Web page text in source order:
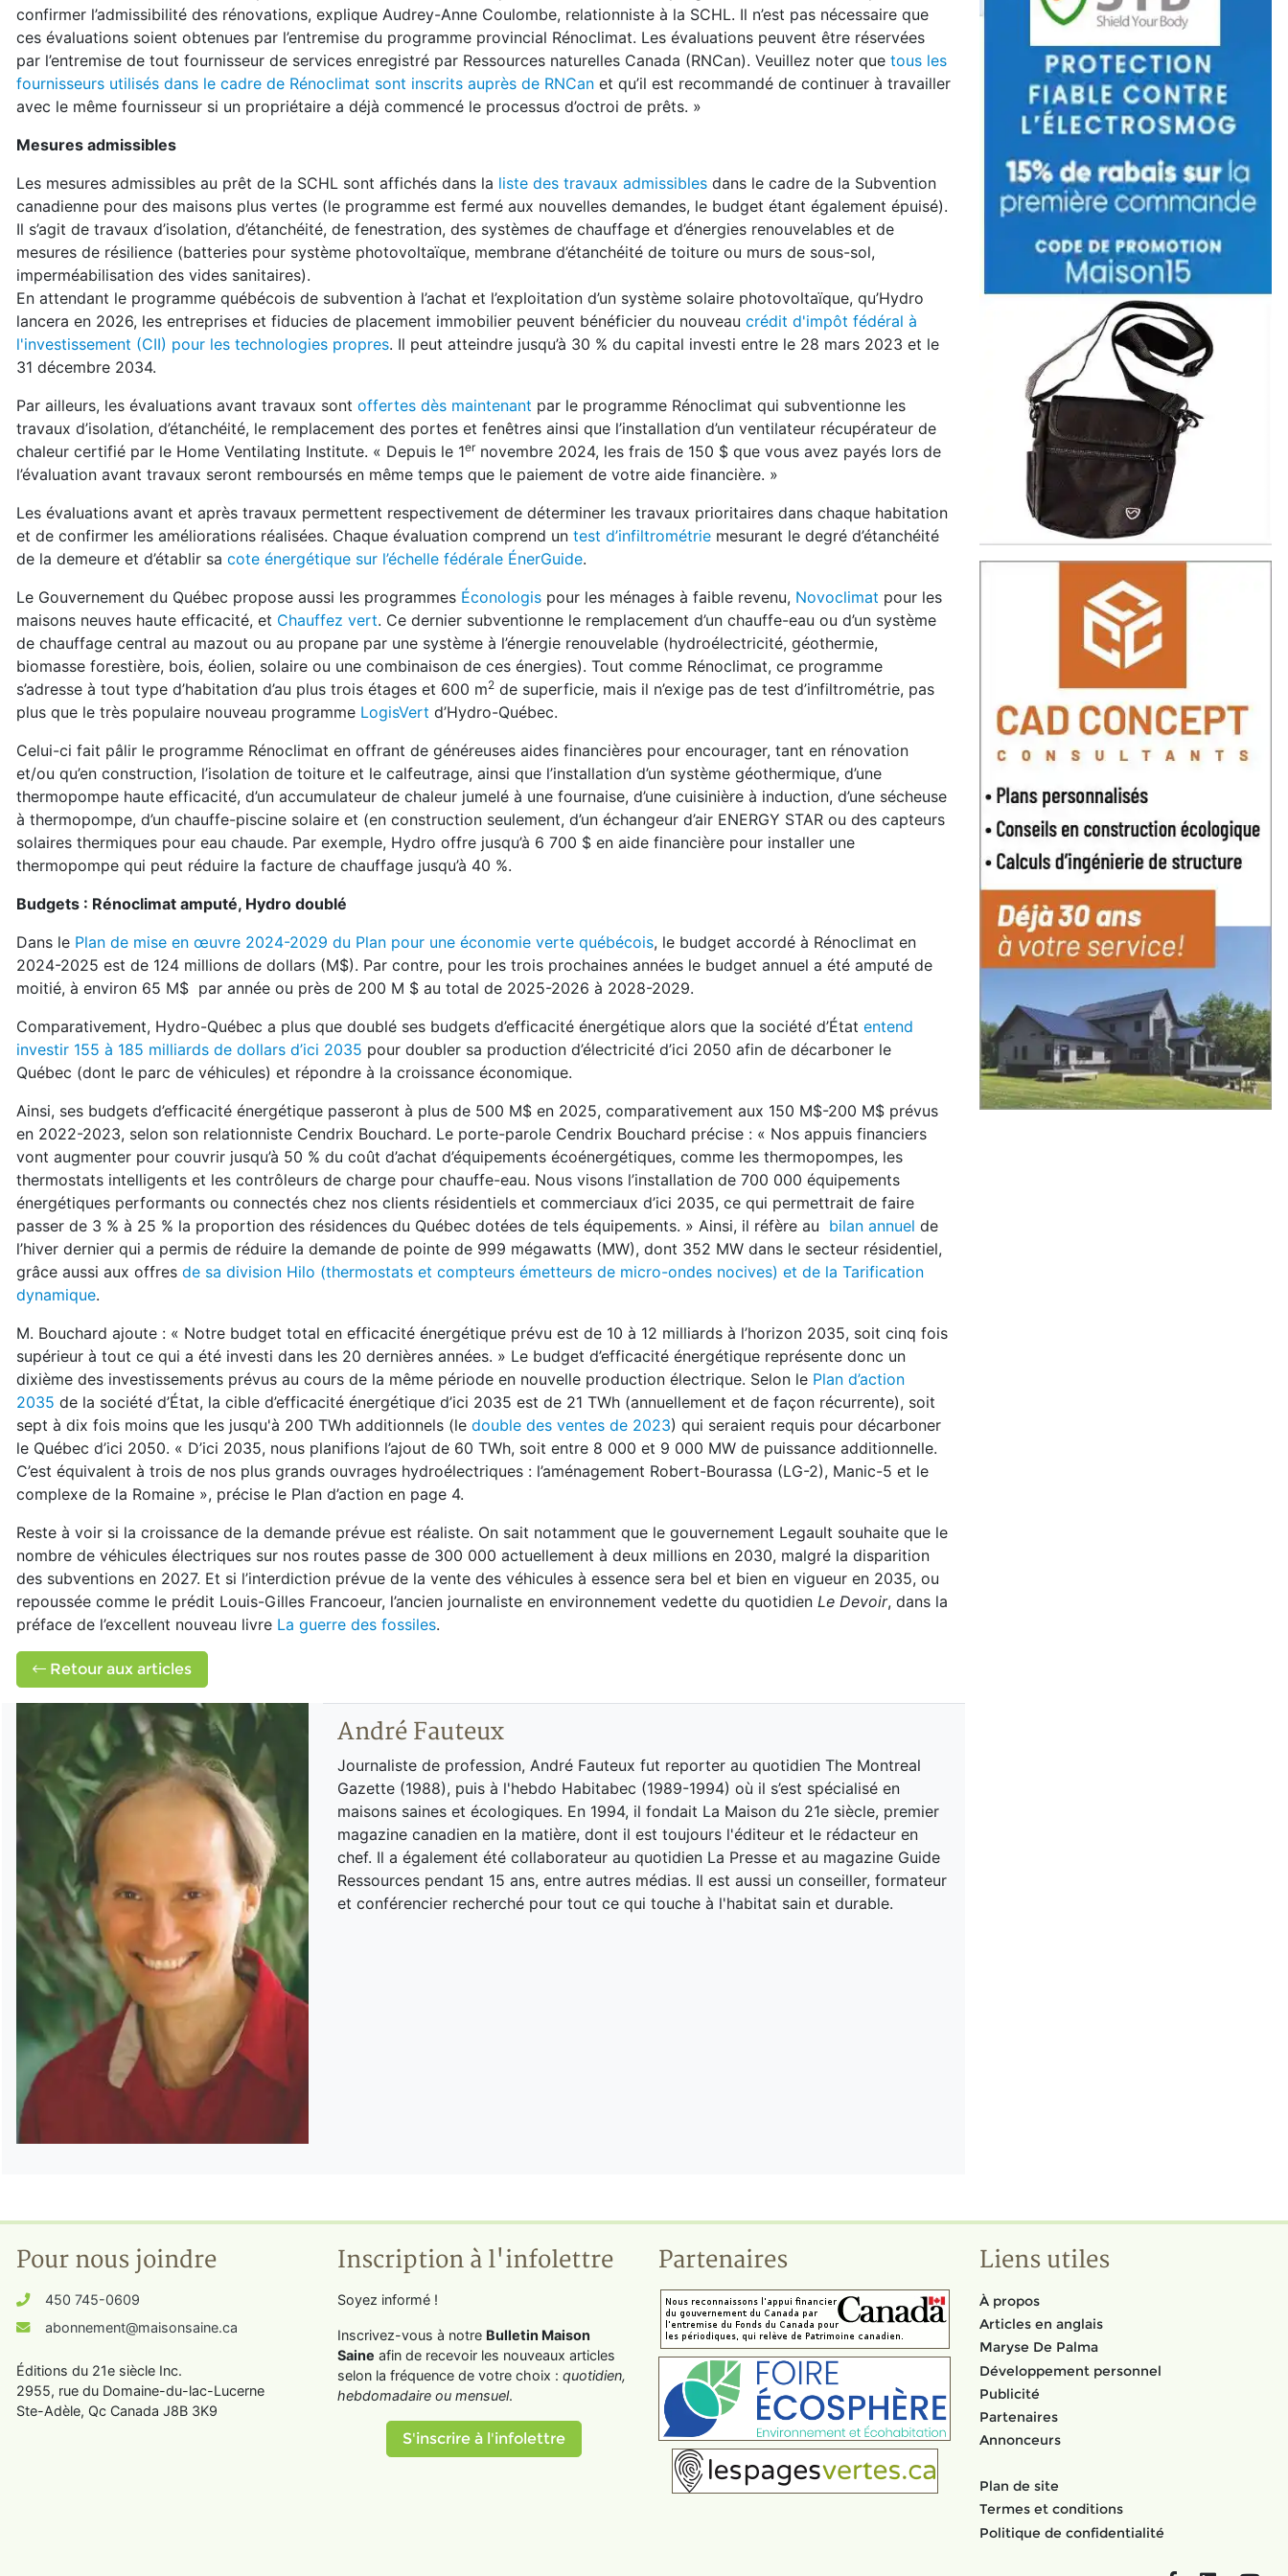
confirmer l’admissibilité des rénovations, explique Audrey-Anne Coulombe, relationniste à la SCHL. Il n’est pas nécessaire que
ces évaluations soient obtenues par l’entremise du programme provincial Rénoclimat. Les évaluations peuvent être réservées
par l’entremise de tout fournisseur de services enregistré par Ressources naturelles Canada (RNCan). Veuillez noter que tous les
fournisseurs utilisés dans le cadre de Rénoclimat sont inscrits auprès de RNCan et qu’il est recommandé de continuer à travailler
avec le même fournisseur si un propriétaire a déjà commencé le processus d’octroi de prêts. »
Mesures admissibles
Les mesures admissibles au prêt de la SCHL sont affichés dans la liste des travaux admissibles dans le cadre de la Subvention
canadienne pour des maisons plus vertes (le programme est fermé aux nouvelles demandes, le budget étant également épuisé).
Il s’agit de travaux d’isolation, d’étanchéité, de fenestration, des systèmes de chauffage et d’énergies renouvelables et de
mesures de résilience (batteries pour système photovoltaïque, membrane d’étanchéité de toiture ou murs de sous-sol,
imperméabilisation des vides sanitaires).
En attendant le programme québécois de subvention à l’achat et l’exploitation d’un système solaire photovoltaïque, qu’Hydro
lancera en 2026, les entreprises et fiducies de placement immobilier peuvent bénéficier du nouveau crédit d'impôt fédéral à
l'investissement (CII) pour les technologies propres. Il peut atteindre jusqu’à 30 % du capital investi entre le 28 mars 2023 et le
31 décembre 2034.
Par ailleurs, les évaluations avant travaux sont offertes dès maintenant par le programme Rénoclimat qui subventionne les
travaux d’isolation, d’étanchéité, le remplacement des portes et fenêtres ainsi que l’installation d’un ventilateur récupérateur de
chaleur certifié par le Home Ventilating Institute. « Depuis le 1ernovembre 2024, les frais de 150 $ que vous avez payés lors de
l’évaluation avant travaux seront remboursés en même temps que le paiement de votre aide financière. »
Les évaluations avant et après travaux permettent respectivement de déterminer les travaux prioritaires dans chaque habitation
et de confirmer les améliorations réalisées. Chaque évaluation comprend un test d’infiltrométrie mesurant le degré d’étanchéité
de la demeure et d’établir sa cote énergétique sur l’échelle fédérale ÉnerGuide.
Le Gouvernement du Québec propose aussi les programmes Éconologis pour les ménages à faible revenu, Novoclimat pour les
maisons neuves haute efficacité, et Chauffez vert. Ce dernier subventionne le remplacement d’un chauffe-eau ou d’un système
de chauffage central au mazout ou au propane par une système à l’énergie renouvelable (hydroélectricité, géothermie,
biomasse forestière, bois, éolien, solaire ou une combinaison de ces énergies). Tout comme Rénoclimat, ce programme
s’adresse à tout type d’habitation d’au plus trois étages et 600 m2 de superficie, mais il n’exige pas de test d’infiltrométrie, pas
plus que le très populaire nouveau programme LogisVert d’Hydro-Québec.
Celui-ci fait pâlir le programme Rénoclimat en offrant de généreuses aides financières pour encourager, tant en rénovation
et/ou qu’en construction, l’isolation de toiture et le calfeutrage, ainsi que l’installation d’un système géothermique, d’une
thermopompe haute efficacité, d’un accumulateur de chaleur jumelé à une fournaise, d’une cuisinière à induction, d’une sécheuse
à thermopompe, d’un chauffe-piscine solaire et (en construction seulement, d’un échangeur d’air ENERGY STAR ou des capteurs
solaires thermiques pour eau chaude. Par exemple, Hydro offre jusqu’à 6 700 $ en aide financière pour installer une
thermopompe qui peut réduire la facture de chauffage jusqu’à 40 %.
Budgets : Rénoclimat amputé, Hydro doublé
Dans le Plan de mise en œuvre 2024-2029 du Plan pour une économie verte québécois, le budget accordé à Rénoclimat en
2024-2025 est de 124 millions de dollars (M$). Par contre, pour les trois prochaines années le budget annuel a été amputé de
moitié, à environ 65 M$ par année ou près de 200 M $ au total de 2025-2026 à 2028-2029.
Comparativement, Hydro-Québec a plus que doublé ses budgets d’efficacité énergétique alors que la société d’État entend
investir 155 à 185 milliards de dollars d’ici 2035 pour doubler sa production d’électricité d’ici 2050 afin de décarboner le
Québec (dont le parc de véhicules) et répondre à la croissance économique.
Ainsi, ses budgets d’efficacité énergétique passeront à plus de 500 M$ en 2025, comparativement aux 150 M$-200 M$ prévus
en 2022-2023, selon son relationniste Cendrix Bouchard. Le porte-parole Cendrix Bouchard précise : « Nos appuis financiers
vont augmenter pour couvrir jusqu’à 50 % du coût d’achat d’équipements écoénergétiques, comme les thermopompes, les
thermostats intelligents et les contrôleurs de charge pour chauffe-eau. Nous visons l’installation de 700 000 équipements
énergétiques performants ou connectés chez nos clients résidentiels et commerciaux d’ici 2035, ce qui permettrait de faire
passer de 3 % à 25 % la proportion des résidences du Québec dotées de tels équipements. » Ainsi, il réfère au bilan annuel de
l’hiver dernier qui a permis de réduire la demande de pointe de 999 mégawatts (MW), dont 352 MW dans le secteur résidentiel,
grâce aussi aux offres de sa division Hilo (thermostats et compteurs émetteurs de micro-ondes nocives) et de la Tarification
dynamique.
M. Bouchard ajoute : « Notre budget total en efficacité énergétique prévu est de 10 à 12 milliards à l’horizon 2035, soit cinq fois
supérieur à tout ce qui a été investi dans les 20 dernières années. » Le budget d’efficacité énergétique représente donc un
dixième des investissements prévus au cours de la même période en nouvelle production électrique. Selon le Plan d’action
2035 de la société d’État, la cible d’efficacité énergétique d’ici 2035 est de 21 TWh (annuellement et de façon récurrente), soit
sept à dix fois moins que les jusqu'à 200 TWh additionnels (le double des ventes de 2023) qui seraient requis pour décarboner
le Québec d’ici 2050. « D’ici 2035, nous planifions l’ajout de 60 TWh, soit entre 8 000 et 9 000 MW de puissance additionnelle.
C’est équivalent à trois de nos plus grands ouvrages hydroélectriques : l’aménagement Robert-Bourassa (LG-2), Manic-5 et le
complexe de la Romaine », précise le Plan d’action en page 4.
Reste à voir si la croissance de la demande prévue est réaliste. On sait notamment que le gouvernement Legault souhaite que le
nombre de véhicules électriques sur nos routes passe de 300 000 actuellement à deux millions en 2030, malgré la disparition
des subventions en 2027. Et si l’interdiction prévue de la vente des véhicules à essence sera bel et bien en vigueur en 2035, ou
repoussée comme le prédit Louis-Gilles Francoeur, l’ancien journaliste en environnement vedette du quotidien Le Devoir, dans la
préface de l’excellent nouveau livre La guerre des fossiles.
Retour aux articles
André Fauteux
Journaliste de profession, André Fauteux fut reporter au quotidien The Montreal
Gazette (1988), puis à l'hebdo Habitabec (1989-1994) où il s’est spécialisé en
maisons saines et écologiques. En 1994, il fondait La Maison du 21e siècle, premier
magazine canadien en la matière, dont il est toujours l'éditeur et le rédacteur en
chef. Il a également été collaborateur au quotidien La Presse et au magazine Guide
Ressources pendant 15 ans, entre autres médias. Il est aussi un conseiller, formateur
et conférencier recherché pour tout ce qui touche à l'habitat sain et durable.
Pour nous joindre
450 745-0609
abonnement@maisonsaine.ca
Éditions du 21e siècle Inc.
2955, rue du Domaine-du-lac-Lucerne
Ste-Adèle, Qc Canada J8B 3K9
Inscription à l'infolettre
Soyez informé !
Inscrivez-vous à notre Bulletin Maison
Saine afin de recevoir les nouveaux articles
selon la fréquence de votre choix : quotidien,
hebdomadaire ou mensuel.
S'inscrire à l'infolettre
Partenaires Liens utiles
À propos
Articles en anglais
Maryse De Palma
Développement personnel
Publicité
Partenaires
Annonceurs
Plan de site
Termes et conditions
Politique de confidentialité